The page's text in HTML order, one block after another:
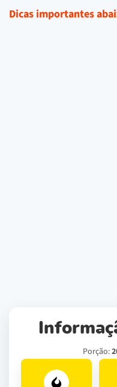
Dicas importantes
Porção: